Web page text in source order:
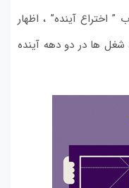
اختراع آینده” ، اظهار
در حدود ۴۷ تا ۸۰ درصد شغل ها در دو دهه آینده